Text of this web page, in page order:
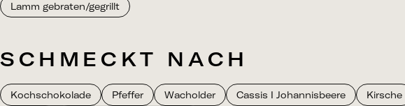
Lamm gebraten/gegrillt
SCHMECKT NACH
Kochschokolade Pfeffer Wacholder Cassis I Johannisbeere Kirsche